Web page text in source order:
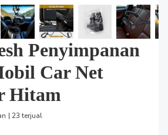
Penyimpanan
Car Net
Hitam
| 23 terjual